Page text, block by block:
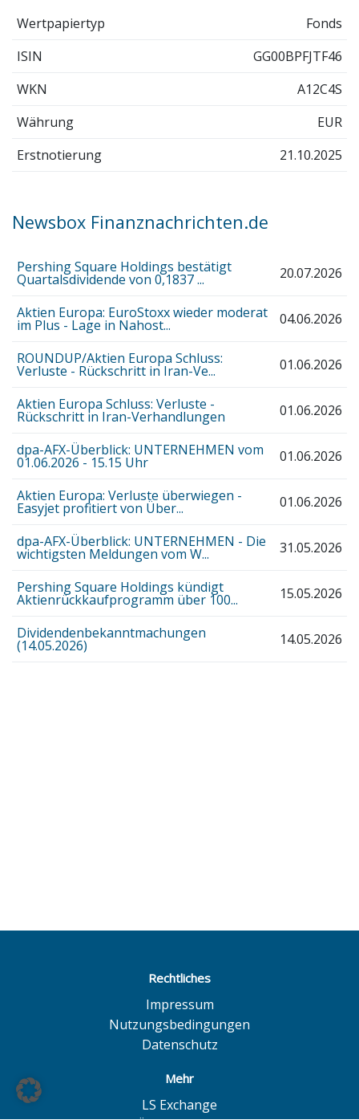
Wertpapiertyp
Fonds
ISIN
GG00BPFJTF46
WKN
A12C4S
Währung
EUR
Erstnotierung
21.10.2025
Newsbox Finanznachrichten.de
Pershing Square Holdings bestätigt
Quartalsdividende von 0,1837 ... 20.07.2026
Aktien Europa: EuroStoxx wieder moderat
im Plus - Lage in Nahost... 04.06.2026
ROUNDUP/Aktien Europa Schluss:
Verluste - Rückschritt in Iran-Ve... 01.06.2026
Aktien Europa Schluss: Verluste -
Rückschritt in Iran-Verhandlungen 01.06.2026
dpa-AFX-Überblick: UNTERNEHMEN vom
01.06.2026 - 15.15 Uhr 01.06.2026
Aktien Europa: Verluste überwiegen -
Easyjet profitiert von Über... 01.06.2026
dpa-AFX-Überblick: UNTERNEHMEN - Die
wichtigsten Meldungen vom W... 31.05.2026
Pershing Square Holdings kündigt
Aktienrückkaufprogramm über 100... 15.05.2026
Dividendenbekanntmachungen
(14.05.2026) 14.05.2026
Rechtliches
Impressum
Nutzungsbedingungen
Datenschutz
Mehr
LS Exchange